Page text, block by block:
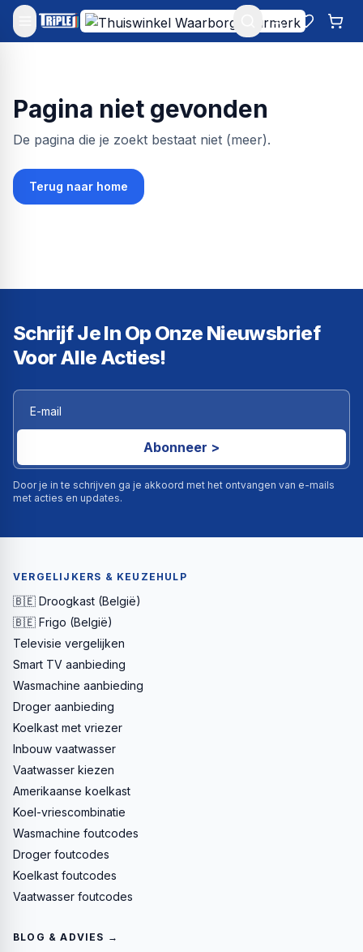
Mijn account
Pagina niet gevonden
De pagina die je zoekt bestaat niet (meer).
Terug naar home
Schrijf Je In Op Onze Nieuwsbrief
Voor Alle Acties!
Abonneer >
Door je in te schrijven ga je akkoord met het ontvangen van e-mails
met acties en updates.
VERGELIJKERS & KEUZEHULP
🇧🇪 Droogkast (België)
🇧🇪 Frigo (België)
Televisie vergelijken
Smart TV aanbieding
Wasmachine aanbieding
Droger aanbieding
Koelkast met vriezer
Inbouw vaatwasser
Vaatwasser kiezen
Amerikaanse koelkast
Koel-vriescombinatie
Wasmachine foutcodes
Droger foutcodes
Koelkast foutcodes
Vaatwasser foutcodes
BLOG & ADVIES →